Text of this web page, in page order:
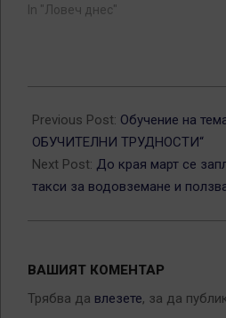
In "Ловеч днес"
03-
07
Previous Post: Обучение на
ОБУЧИТЕЛНИ ТРУДНОСТИ“
Next Post: До края март се
такси за водовземане и
ВАШИЯТ КОМЕНТАР
Трябва да влезете, за да